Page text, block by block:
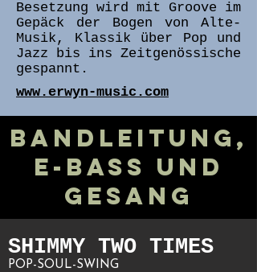
Besetzung wird mit Groove im
Gepäck der Bogen von Alte-
Musik, Klassik über Pop und
Jazz bis ins Zeitgenössische
gespannt.
www.erwyn-music.com
Bandleitung,
E-Bass und
Gesang​
SHIMMY TWO TIMES
POP-SOUL-SWING